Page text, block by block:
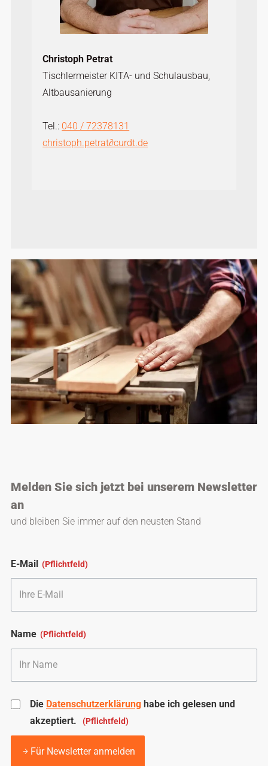
Christoph Petrat
Tischlermeister KITA- und Schulausbau,
Altbausanierung
Tel.: 040 / 72378131
christoph.petrat∂curdt.de
Melden Sie sich jetzt bei unserem Newsletter
an
und bleiben Sie immer auf den neusten Stand
E-Mail
Name
Die Datenschutzerklärung habe ich gelesen und
akzeptiert.
Für Newsletter anmelden